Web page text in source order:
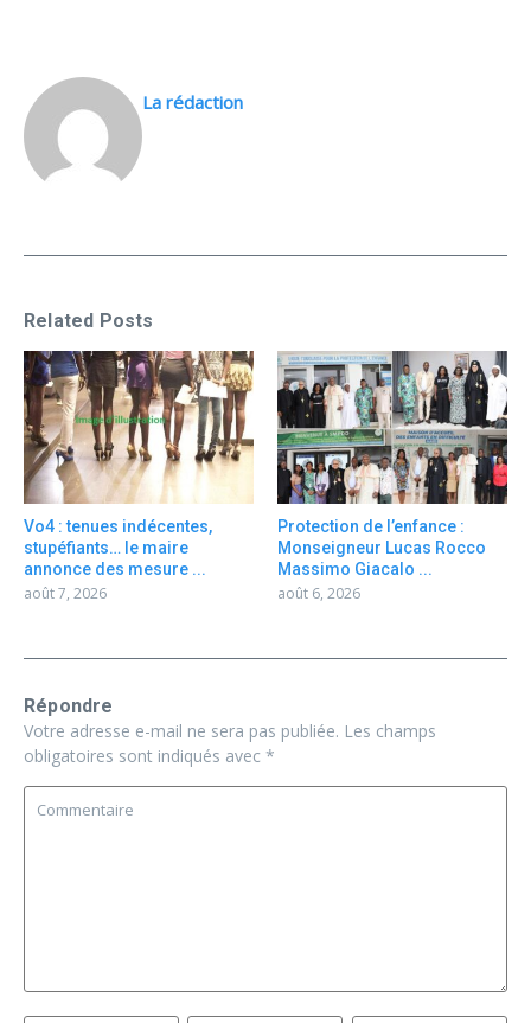
La rédaction
Related Posts
Vo4 : tenues indécentes,
stupéfiants… le maire
annonce des mesure ...
août 7, 2026
Protection de l’enfance :
Monseigneur Lucas Rocco
Massimo Giacalo ...
août 6, 2026
Répondre
Votre adresse e-mail ne sera pas publiée. Les champs
obligatoires sont indiqués avec *